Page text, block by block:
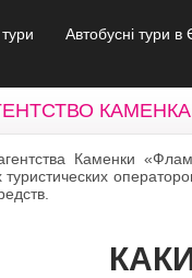
Автобусні тури в
КАМЕНКА
Каменки
туристических